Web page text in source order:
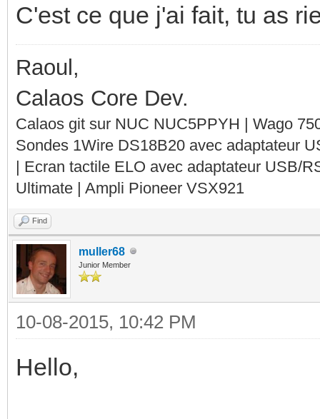
C'est ce que j'ai fait, tu as
Raoul,
Calaos Core Dev.
Calaos git sur NUC NUC5PPYH | Wago
Sondes 1Wire DS18B20 avec adaptateur
| Ecran tactile ELO avec adaptateur USB/
Ultimate | Ampli Pioneer VSX921
Find
muller68
Junior Member
10-08-2015, 10:42 PM
Hello,